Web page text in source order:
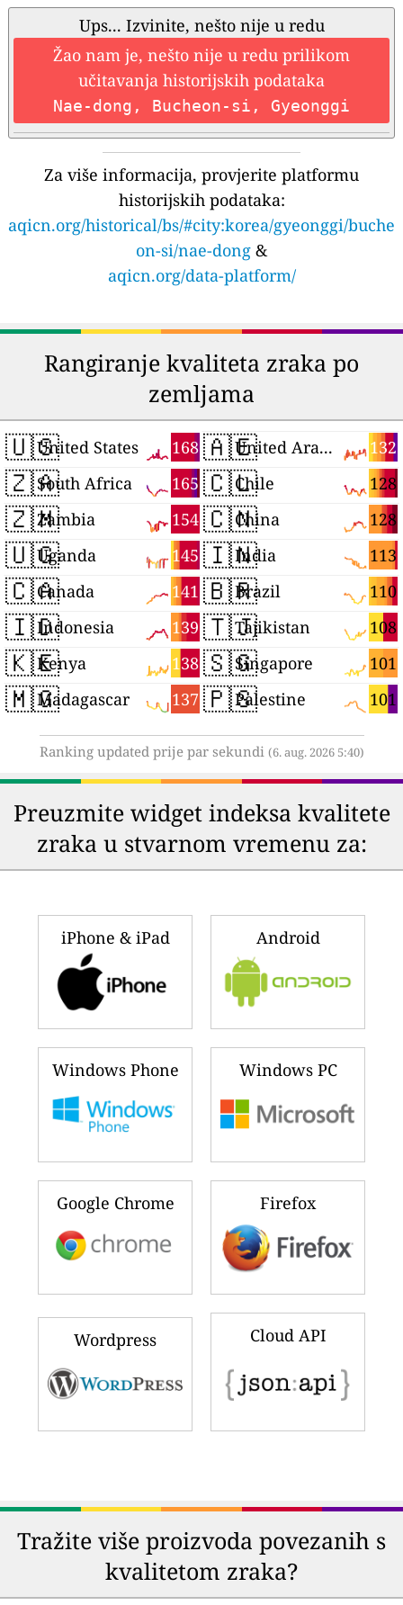
Ups... Izvinite, nešto nije u redu
Žao nam je, nešto nije u redu prilikom
učitavanja historijskih podataka
Nae-dong, Bucheon-si, Gyeonggi
Za više informacija, provjerite platformu
historijskih podataka:
aqicn.org/historical/bs/#city:korea/gyeonggi/buche
on-si/nae-dong &
aqicn.org/data-platform/
Rangiranje kvaliteta zraka po
zemljama
🇺🇸 168
United States
🇿🇦 165
South Africa
🇿🇲 154
Zambia
🇺🇬 145
Uganda
🇨🇦 141
Canada
🇮🇩 139
Indonesia
🇰🇪 138
Kenya
🇲🇬 137
Madagascar
🇦🇪 132
United Arab Emirates
🇨🇱 128
Chile
🇨🇳 128
China
🇮🇳 113
India
🇧🇷 110
Brazil
🇹🇯 108
Tajikistan
🇸🇬 101
Singapore
🇵🇸 101
Palestine
Ranking updated prije par sekundi (6. aug. 2026 5:40)
Preuzmite widget indeksa kvalitete
zraka u stvarnom vremenu za:
iPhone & iPad Android
Windows Phone Windows PC
Google Chrome Firefox
Wordpress Cloud API
Tražite više proizvoda povezanih s
kvalitetom zraka?